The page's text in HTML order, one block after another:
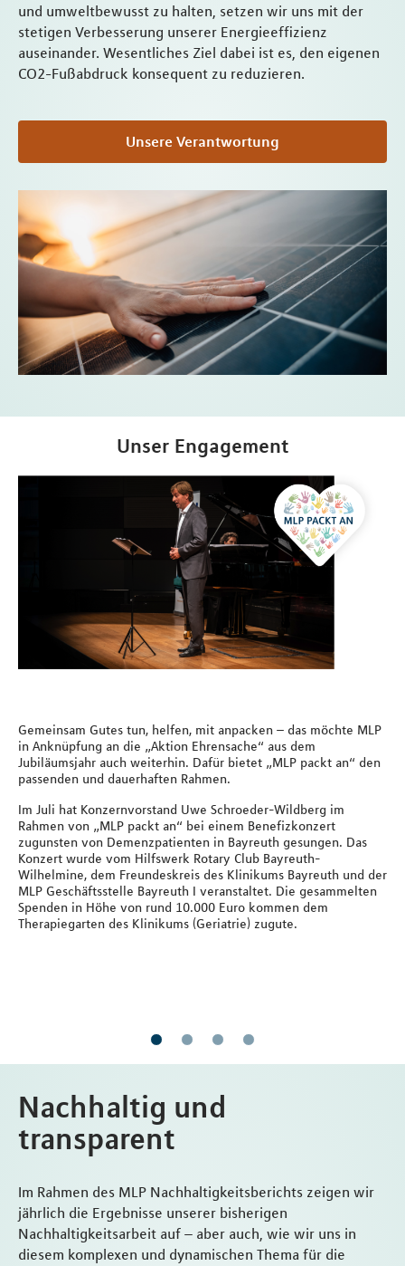
und umweltbewusst zu halten, setzen wir uns mit der
stetigen Verbesserung unserer Energieeffizienz
auseinander. Wesentliches Ziel dabei ist es, den eigenen
CO2-Fußabdruck konsequent zu reduzieren.
Unsere Verantwortung
Unser Engagement
Gemeinsam Gutes tun, helfen, mit anpacken – das möchte MLP
in Anknüpfung an die „Aktion Ehrensache“ aus dem
Jubiläumsjahr auch weiterhin. Dafür bietet „MLP packt an“ den
passenden und dauerhaften Rahmen.
Im Juli hat Konzernvorstand Uwe Schroeder-Wildberg im
Rahmen von „MLP packt an“ bei einem Benefizkonzert
zugunsten von Demenzpatienten in Bayreuth gesungen. Das
Konzert wurde vom Hilfswerk Rotary Club Bayreuth-
Wilhelmine, dem Freundeskreis des Klinikums Bayreuth und der
MLP Geschäftsstelle Bayreuth I veranstaltet. Die gesammelten
Spenden in Höhe von rund 10.000 Euro kommen dem
Therapiegarten des Klinikums (Geriatrie) zugute.
Nachhaltig und
transparent
Im Rahmen des MLP Nachhaltigkeitsberichts zeigen wir
jährlich die Ergebnisse unserer bisherigen
Nachhaltigkeitsarbeit auf – aber auch, wie wir uns in
diesem komplexen und dynamischen Thema für die